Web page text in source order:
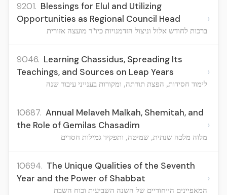
9201. Blessings for Elul and Utilizing
Opportunities as Regional Council Head
ברכות לחודש אלול וניצול הזדמנויות כיו"ר מועצה אזורית
›
9046. Learning Chassidus, Spreading Its
Teachings, and Sources on Leap Years
לימוד חסידות, הפצת תורתה, ומקורות בענייני עיבור שנה
›
10687. Annual Melaveh Malkah, Shemitah, and
the Role of Gemilas Chasadim
מלוה מלכה שנתית, שמיטה, ותפקיד גמילות חסדים
›
10694. The Unique Qualities of the Seventh
Year and the Power of Shabbat
המאפיינים הייחודיים של השנה השביעית וכוח השבת
›